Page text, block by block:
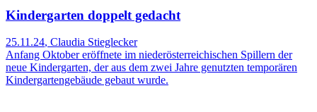
Kindergarten doppelt gedacht
25.11.24, Claudia Stieglecker
Anfang Oktober eröffnete im niederösterreichischen Spillern der
neue Kindergarten, der aus dem zwei Jahre genutzten temporären
Kindergartengebäude gebaut wurde.